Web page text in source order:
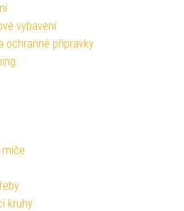
vybavení
ochranné přípravky
míče
kruhy